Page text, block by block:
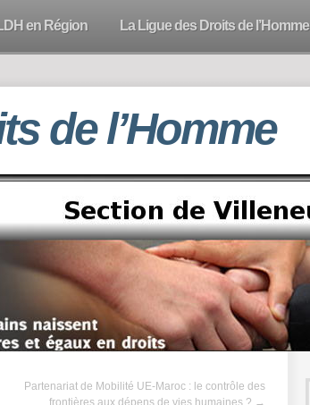
en Région La Ligue des Droits de l’Homme
de l’Homme
Partenariat de Mobilité UE-Maroc : le contrôle des
frontières aux dépens de vies humaines ? →